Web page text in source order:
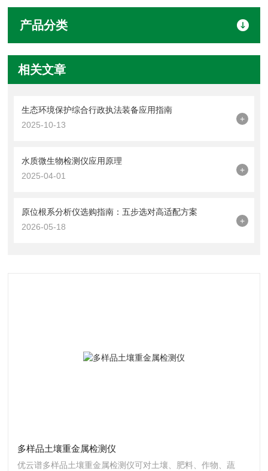
产品分类
相关文章
生态环境保护综合行政执法装备应用指南
2025-10-13
+
水质微生物检测仪应用原理
2025-04-01
+
原位根系分析仪选购指南：五步选对高适配方案
2026-05-18
+
多样品土壤重金属检测仪
优云谱多样品土壤重金属检测仪可对土壤、肥料、作物、蔬